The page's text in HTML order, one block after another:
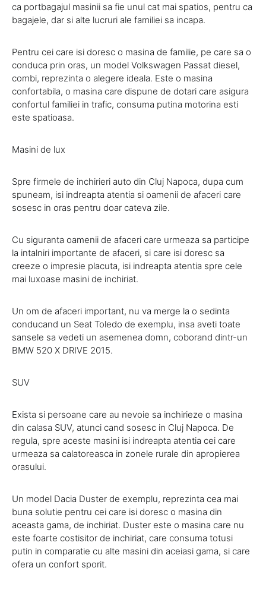
ca portbagajul masinii sa fie unul cat mai spatios, pentru ca
bagajele, dar si alte lucruri ale familiei sa incapa.
Pentru cei care isi doresc o masina de familie, pe care sa o
conduca prin oras, un model Volkswagen Passat diesel,
combi, reprezinta o alegere ideala. Este o masina
confortabila, o masina care dispune de dotari care asigura
confortul familiei in trafic, consuma putina motorina esti
este spatioasa.
Masini de lux
Spre firmele de inchirieri auto din Cluj Napoca, dupa cum
spuneam, isi indreapta atentia si oamenii de afaceri care
sosesc in oras pentru doar cateva zile.
Cu siguranta oamenii de afaceri care urmeaza sa participe
la intalniri importante de afaceri, si care isi doresc sa
creeze o impresie placuta, isi indreapta atentia spre cele
mai luxoase masini de inchiriat.
Un om de afaceri important, nu va merge la o sedinta
conducand un Seat Toledo de exemplu, insa aveti toate
sansele sa vedeti un asemenea domn, coborand dintr-un
BMW 520 X DRIVE 2015.
SUV
Exista si persoane care au nevoie sa inchirieze o masina
din calasa SUV, atunci cand sosesc in Cluj Napoca. De
regula, spre aceste masini isi indreapta atentia cei care
urmeaza sa calatoreasca in zonele rurale din apropierea
orasului.
Un model Dacia Duster de exemplu, reprezinta cea mai
buna solutie pentru cei care isi doresc o masina din
aceasta gama, de inchiriat. Duster este o masina care nu
este foarte costisitor de inchiriat, care consuma totusi
putin in comparatie cu alte masini din aceiasi gama, si care
ofera un confort sporit.